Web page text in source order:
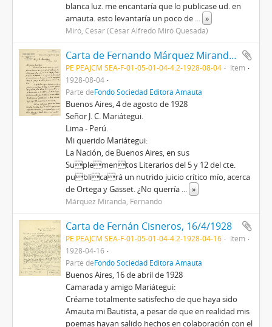
blanca luz. me encantaría que lo publicase ud. en
amauta. esto levantaría un poco de ... »
Miró, César (César Alfredo Miró Quesada)
Carta de Fernando Márquez Miranda, 4/8/1928
PE PEAJCM SEA-F-01-05-01-04-4.2-1928-08-04
Item
1928-08-04
Parte deFondo Sociedad Editora Amauta
Buenos Aires, 4 de agosto de 1928
Señor J. C. Mariátegui.
Lima - Perú.
Mi querido Mariátegui:
La Nación, de Buenos Aires, en sus
Suplementos Literarios del 5 y 12 del cte.
publicará un nutrido juicio crítico mío, acerca
de Ortega y Gasset. ¿No querría ... »
Márquez Miranda, Fernando
Carta de Fernán Cisneros, 16/4/1928
PE PEAJCM SEA-F-01-05-01-04-4.2-1928-04-16
Item
1928-04-16
Parte deFondo Sociedad Editora Amauta
Buenos Aires, 16 de abril de 1928
Camarada y amigo Mariátegui:
Créame totalmente satisfecho de que haya sido
Amauta mi Bautista, a pesar de que en realidad mis
poemas hayan salido hechos en colaboración con el